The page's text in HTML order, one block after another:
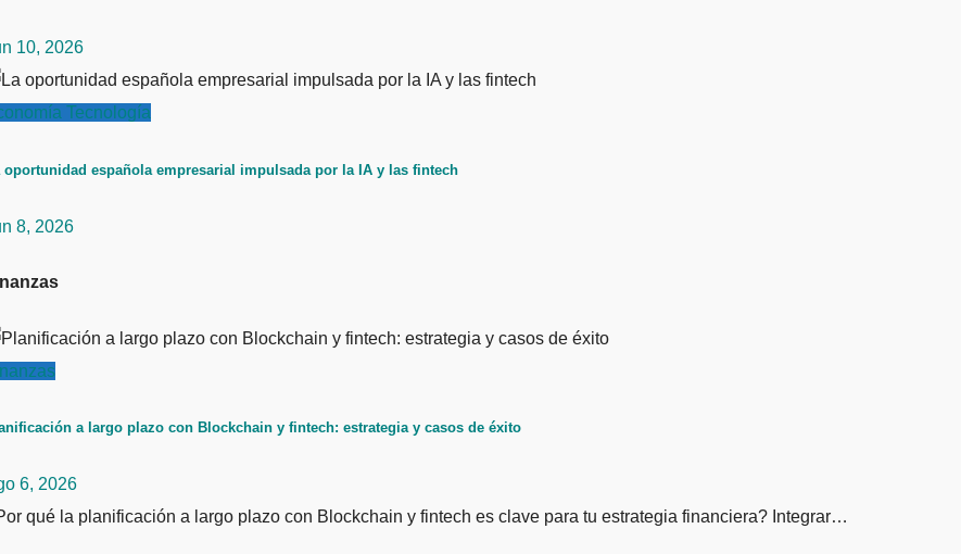
10, 2026
Tecnología
oportunidad española empresarial impulsada por la IA y las fintech
8, 2026
a largo plazo con Blockchain y fintech: estrategia y casos de éxito
6, 2026
qué la planificación a largo plazo con Blockchain y fintech es clave para tu estrategia financiera? Integrar…